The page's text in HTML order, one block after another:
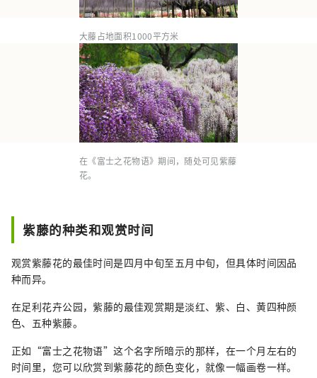
大藤占地面积1000平方米
在《富士之花物语》期间，随处可见紫藤
花。
紫藤的种类和观赏时间
观赏紫藤花的最佳时间是四月中旬至五月中旬，但具体时间因品
种而异。
在足利花卉公园，紫藤的最佳观赏期是淡红、紫、白、黄四种颜
色、五种紫藤。
正如“富士之花物语”这个名字所暗示的那样，在一个月左右的
时间里，您可以欣赏到紫藤花的颜色变化，就像一幅画卷一样。